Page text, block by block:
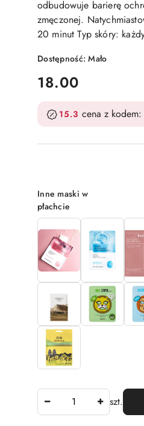
odbudowuje barierę
zmęczonej.
20 minut Typ skóry:
Dostępność:Mało
cena:
18.00
15.3 cena z kodem:
Wariant
Inne maski w
płachcie
szt.